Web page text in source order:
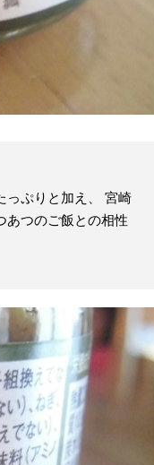
っぷりと加え、 宮崎
あつのご飯との相性